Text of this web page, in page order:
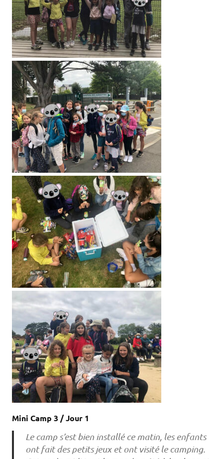
Mini Camp 3 / Jour 1
Le camp s’est bien installé ce matin, les enfants
ont fait des petits jeux et ont visité le camping.